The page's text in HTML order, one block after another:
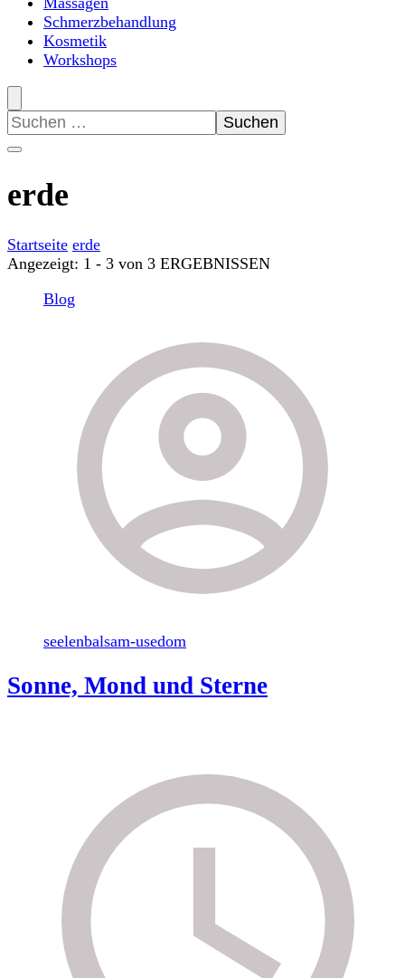
Schmerzbehandlung
Kosmetik
Workshops
Suchen
nach:
erde
Startseite erde
Angezeigt: 1 - 3 von 3 ERGEBNISSEN
Blog
seelenbalsam-usedom
Sonne, Mond und Sterne